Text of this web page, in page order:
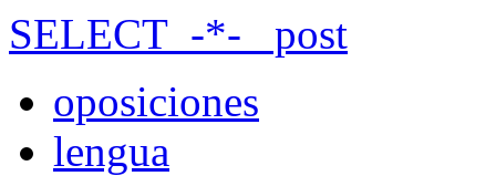
SELECT_-*-_ post
oposiciones
lengua